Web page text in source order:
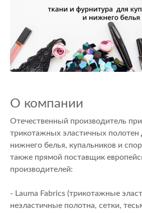
О компании
Отечественный производитель
трикотажных эластичных полотен
нижнего белья, купальников и
также прямой поставщик
производителей:
- Lauma Fabrics (трикотажные
неэластичные полотна, сетки,